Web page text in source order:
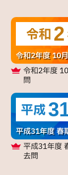
令和2
令和2年度 10
令和2年度
問
平成
平成31年度 春
平成31年度
去問